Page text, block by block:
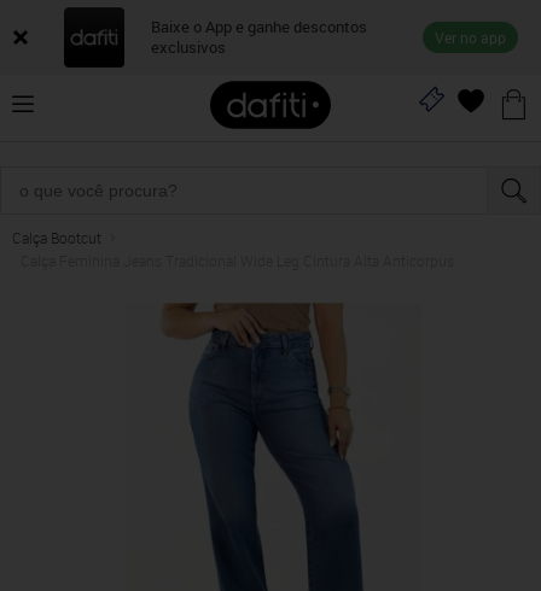
Baixe o App e ganhe descontos
exclusivos
Ver no app
Calça Bootcut